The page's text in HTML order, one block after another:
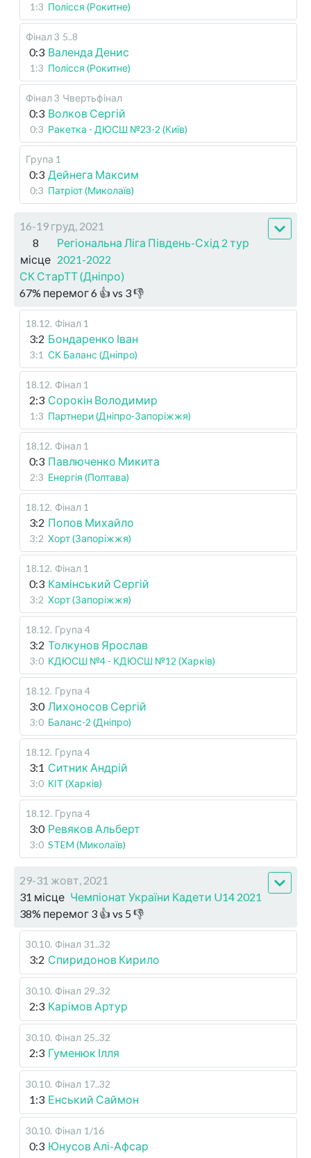
1:3 Полісся (Рокитне)
Фінал 3 5..8
0:3 Валенда Денис
1:3 Полісся (Рокитне)
Фінал 3 Чвертьфінал
0:3 Волков Сергій
0:3 Ракетка - ДЮСШ №23-2 (Київ)
Група 1
0:3 Дейнега Максим
0:3 Патріот (Миколаїв)
16-19 груд, 2021
8
місце
Регіональна Ліга Південь-Схід 2 тур
2021-2022
СК СтарТТ (Дніпро)
67% перемог6 👍 vs 3👎
18.12. Фінал 1
3:2 Бондаренко Іван
3:1 СК Баланс (Дніпро)
18.12. Фінал 1
2:3 Сорокін Володимир
1:3 Партнери (Дніпро-Запоріжжя)
18.12. Фінал 1
0:3 Павлюченко Микита
2:3 Енергія (Полтава)
18.12. Фінал 1
3:2 Попов Михайло
3:2 Хорт (Запоріжжя)
18.12. Фінал 1
0:3 Камінський Сергій
3:2 Хорт (Запоріжжя)
18.12. Група 4
3:2 Толкунов Ярослав
3:0 КДЮСШ №4 - КДЮСШ №12 (Харків)
18.12. Група 4
3:0 Лихоносов Сергій
3:0 Баланс-2 (Дніпро)
18.12. Група 4
3:1 Ситник Андрій
3:0 КІТ (Харків)
18.12. Група 4
3:0 Ревяков Альберт
3:0 STEM (Миколаїв)
29-31 жовт, 2021
31 місце Чемпіонат України Кадети U14 2021
38% перемог 3 👍 vs 5 👎
30.10. Фінал 31..32
3:2 Спиридонов Кирило
30.10. Фінал 29..32
2:3 Карімов Артур
30.10. Фінал 25..32
2:3 Гуменюк Ілля
30.10. Фінал 17..32
1:3 Енський Саймон
30.10. Фінал 1/16
0:3 Юнусов Алі-Афсар